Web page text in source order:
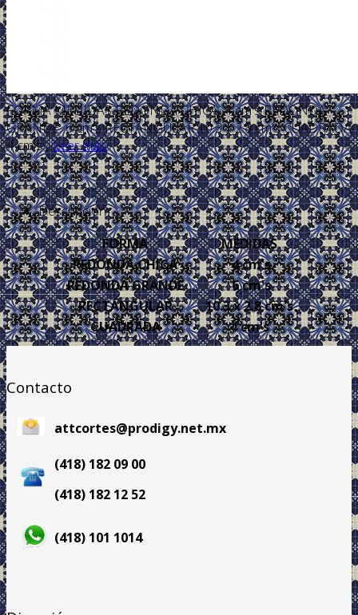
FORMA MEDIDAS REDONDA CHICA 4 cm's REDONDA
GRANDE 6 cm's RECTÁNGULAR 10.3 x 2.8 cm's CUADRADA
4 cm's ...Leer más
Descripción
FORMA
MEDIDAS
REDONDA CHICA
4 cm's
REDONDA GRANDE
6 cm's
RECTÁNGULAR
10.3 x 2.8 cm's
CUADRADA
4 cm's
Contacto
attcortes@prodigy.net.mx
(418) 182 09 00
(418) 182 12 52
(418) 101 1014